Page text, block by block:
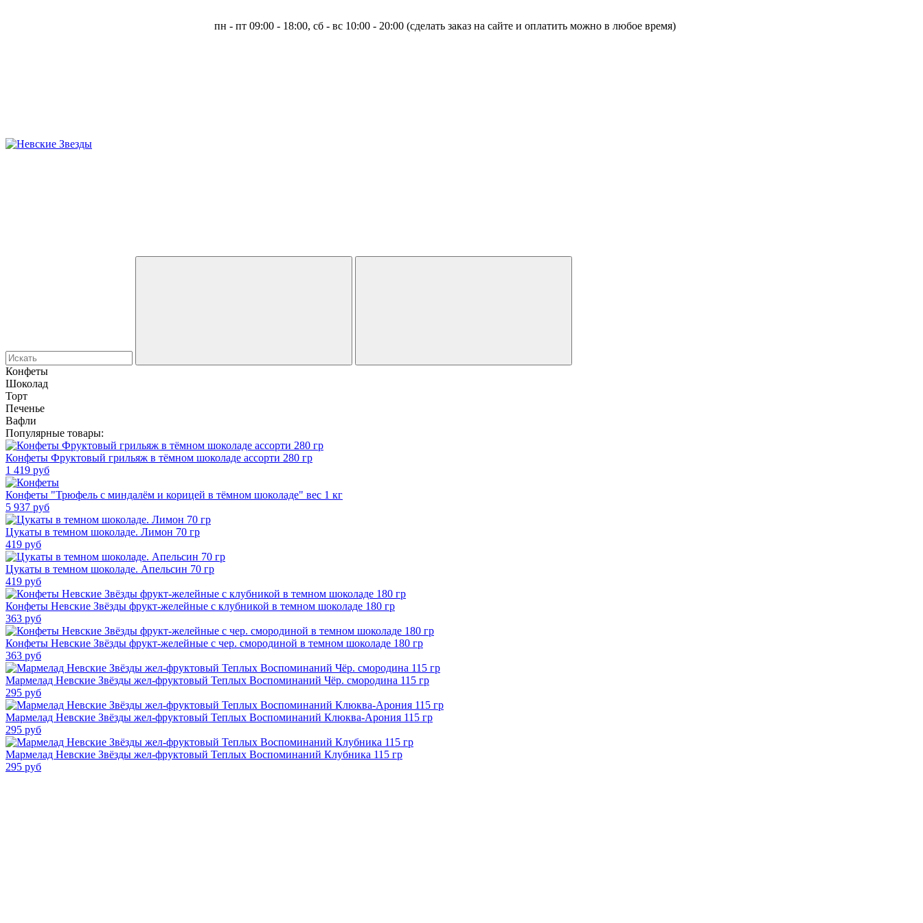
пн - пт 09:00 - 18:00, сб - вс 10:00 - 20:00 (сделать заказ на сайте и оплатить можно в любое время)
Конфеты
Шоколад
Торт
Печенье
Вафли
Популярные товары:
Конфеты Фруктовый грильяж в тёмном шоколаде ассорти 280 гр
1 419 руб
Конфеты "Трюфель с миндалём и корицей в тёмном шоколаде" вес 1 кг
5 937 руб
Цукаты в темном шоколаде. Лимон 70 гр
419 руб
Цукаты в темном шоколаде. Апельсин 70 гр
419 руб
Конфеты Невские Звёзды фрукт-желейные с клубникой в темном шоколаде 180 гр
363 руб
Конфеты Невские Звёзды фрукт-желейные с чер. смородиной в темном шоколаде 180 гр
363 руб
Мармелад Невские Звёзды жел-фруктовый Теплых Воспоминаний Чёр. смородина 115 гр
295 руб
Мармелад Невские Звёзды жел-фруктовый Теплых Воспоминаний Клюква-Арония 115 гр
295 руб
Мармелад Невские Звёзды жел-фруктовый Теплых Воспоминаний Клубника 115 гр
295 руб